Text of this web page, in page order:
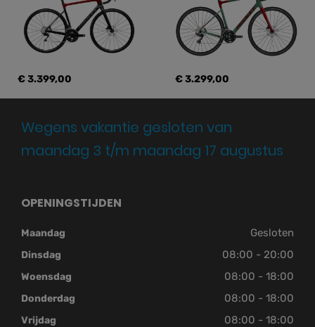
€ 3.399,00 € 3.299,00
Wegens vakantie gesloten van
maandag 3 t/m maandag 17 augustus
OPENINGSTIJDEN
Maandag Gesloten
Dinsdag 08:00 - 20:00
Woensdag 08:00 - 18:00
Donderdag 08:00 - 18:00
Vrijdag 08:00 - 18:00